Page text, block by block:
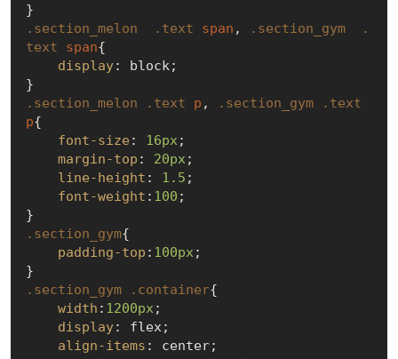
.section_melon
.text span , .section_gym
.
text
span{
display: block;
.section_melon
.text p , .section_gym
.text
p{
font-size : 16px ;
margin-top : 20px ;
line-height : 1.5 ;
font-weight : 100 ;
.section_gym{
padding-top : 100px ;
.section_gym
.container{
width : 1200px ;
display: flex;
align-items : center;